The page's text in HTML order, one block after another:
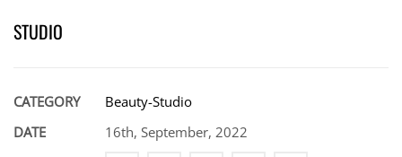
STUDIO
CATEGORY
Beauty-Studio
DATE
16th, September, 2022